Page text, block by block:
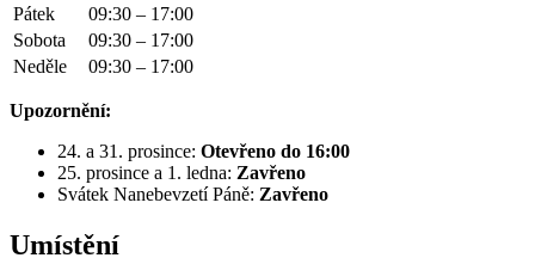
Pátek
09:30 – 17:00
Sobota
09:30 – 17:00
Neděle
09:30 – 17:00
Upozornění:
24. a 31. prosince: Otevřeno do 16:00
25. prosince a 1. ledna: Zavřeno
Svátek Nanebevzetí Páně: Zavřeno
Umístění